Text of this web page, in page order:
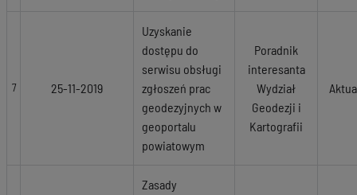
7 25-11-2019
Uzyskanie
dostępu do
serwisu obsługi
zgłoszeń prac
geodezyjnych w
geoportalu
powiatowym
Poradnik
interesanta
Wydział
Geodezji i
Kartografii
Zasady